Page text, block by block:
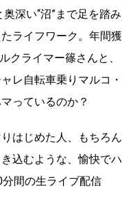
深い“沼”まで足を踏み
ライフワーク。年間獲
クライマー篠さんと、
レ自転車乗りマルコ・
っているのか？
はじめた人、もちろん
込むような、愉快でハ
間の生ライブ配信